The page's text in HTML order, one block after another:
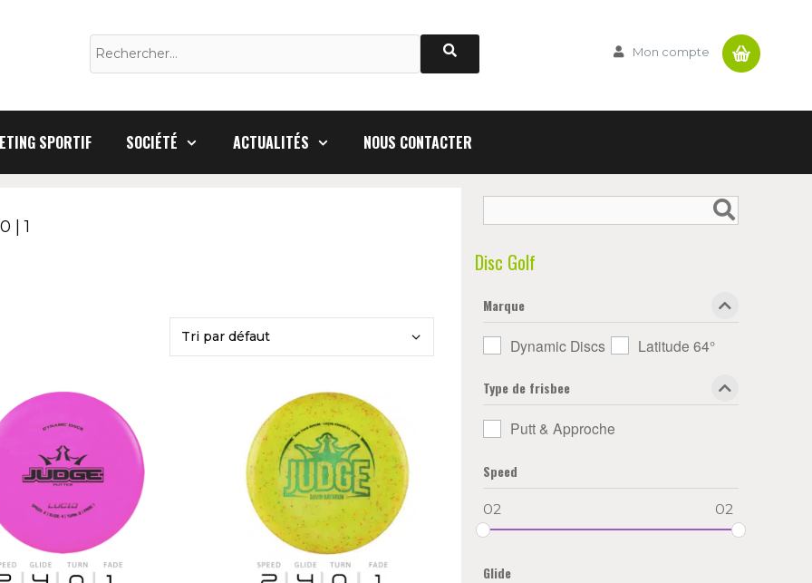
Rechercher : Mon compte Panier
SPORTIF SOCIÉTÉ ACTUALITÉS NOUS CONTACTER
| 1
produit
plusieurs
variations.
options
peuvent
Disc Golf
Marque
Dynamic Discs Latitude 64°
Type de frisbee
Putt & Approche
Speed
02 02
Glide